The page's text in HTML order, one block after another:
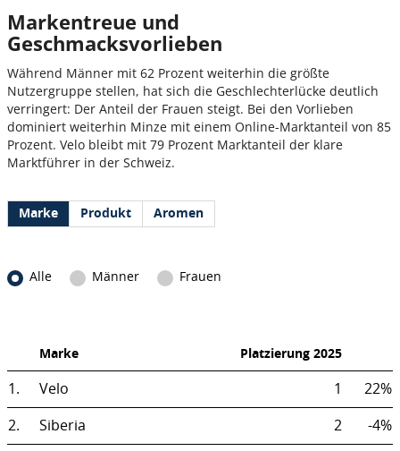
Markentreue und
Geschmacksvorlieben
Während Männer mit 62 Prozent weiterhin die größte
Nutzergruppe stellen, hat sich die Geschlechterlücke deutlich
verringert: Der Anteil der Frauen steigt. Bei den Vorlieben
dominiert weiterhin Minze mit einem Online-Marktanteil von 85
Prozent. Velo bleibt mit 79 Prozent Marktanteil der klare
Marktführer in der Schweiz.